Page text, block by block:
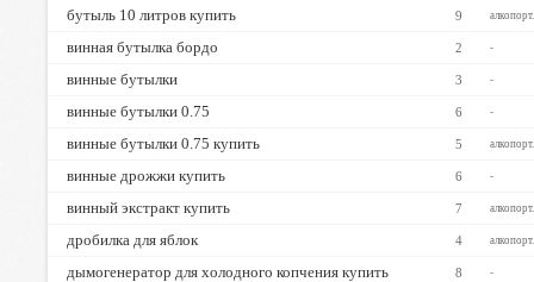
бутыль 10 литров купить 9
винная бутылка бордо 2 -
винные бутылки 3 -
винные бутылки 0.75 6 -
винные бутылки 0.75 купить 5
винные дрожжи купить 6 -
винный экстракт купить 7
дробилка для яблок 4
дымогенератор для холодного копчения купить 8 -